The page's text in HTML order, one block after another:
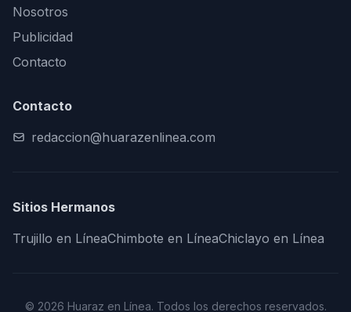
Nosotros
Publicidad
Contacto
Contacto
redaccion@huarazenlinea.com
Sitios Hermanos
Trujillo en LíneaChimbote en LíneaChiclayo en Línea
© 2026 Huaraz en Línea. Todos los derechos reservados.